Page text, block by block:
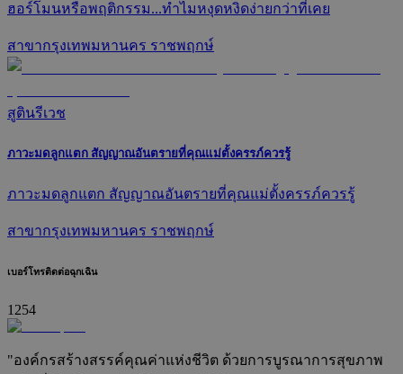
ฮอร์โมนหรือพฤติกรรม...ทำไมหงุดหงิดง่ายกว่าที่เคย
สาขากรุงเทพมหานคร ราชพฤกษ์
สูตินรีเวช
ภาวะมดลูกแตก สัญญาณอันตรายที่คุณแม่ตั้งครรภ์ควรรู้
ภาวะมดลูกแตก สัญญาณอันตรายที่คุณแม่ตั้งครรภ์ควรรู้
สาขากรุงเทพมหานคร ราชพฤกษ์
เบอร์โทรติดต่อฉุกเฉิน
1254
"องค์กรสร้างสรรค์คุณค่าแห่งชีวิต ด้วยการบูรณาการสุขภาพ